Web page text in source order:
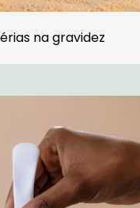
na gravidez